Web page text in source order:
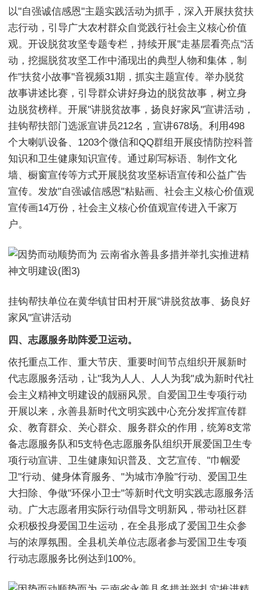
以"自强诚信感恩"主题实践活动为抓手，深入开展扶贫扶
志行动，引导广大农村群众自觉践行社会主义核心价值
观。开设脱贫攻坚专题专栏，持续开展"走基层看亮点"活
动，挖掘脱贫攻坚工作中涌现出的典型人物和集体，制
作"扶贫小故事"音视频31期，抓实主题宣传。举办脱贫
故事讲述比赛，引导群众讲好身边的脱贫故事，树立身
边脱贫榜样。开展"讲脱贫故事，扬良好家风"宣讲活动，
挂钩帮扶部门选派宣讲员212名，宣讲678场。利用498
个大喇叭设备、1203个微信和QQ群组开展疫情防控科普
知识和卫生健康知识宣传。通过刷写标语、制作文化
墙、橱窗宣传等方式开展脱贫攻坚标语宣传和公益广告
宣传。发放"自强诚信感恩"粘贴画、社会主义核心价值观
宣传画14万份，社会主义核心价值观宣传进入千家万
户。
挂钩帮扶单位在黄华镇甘田村开展"讲脱贫故事、扬良好
家风"宣讲活动
四、志愿服务助阵爱卫运动。
依托重点工作、重大节庆、重要时间节点组织开展新时
代志愿服务活动，让"我为人人、人人为我"成为新时代社
会主义精神文明建设的靓丽风景。自爱国卫生专项行动
开展以来，永善县新时代文明实践中心充分发挥宣传群
众、教育群众、关心群众、服务群众的作用，统筹8支常
备志愿服务队和5支特色志愿服务队组织开展爱国卫生专
项行动宣讲、卫生健康知识普及、文艺宣传、"巾帼爱
卫"行动、健身体育服务、"为城市净脸"行动、爱国卫生
大扫除、争做"环保小卫士"等新时代文明实践志愿服务活
动。广大志愿者用实际行动倡导文明新风，带动社区群
众积极投身爱国卫生运动，在全县形成了爱国卫生众参
与的浓厚氛围。全县机关单位志愿者参与爱国卫生专项
行动志愿服务比例达到100%。